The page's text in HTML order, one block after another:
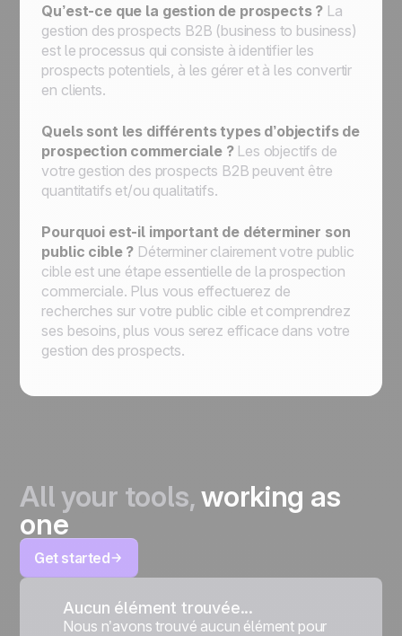
Qu’est-ce que la gestion de prospects ? La
gestion des prospects B2B (business to business)
est le processus qui consiste à identifier les
prospects potentiels, à les gérer et à les convertir
en clients.
Quels sont les différents types d’objectifs de
prospection commerciale ?Les objectifs de
votre gestion des prospects B2B peuvent être
quantitatifs et/ou qualitatifs.
Pourquoi est-il important de déterminer son
public cible ? Déterminer clairement votre public
cible est une étape essentielle de la prospection
commerciale. Plus vous effectuerez de
recherches sur votre public cible et comprendrez
ses besoins, plus vous serez efficace dans votre
gestion des prospects.
All your tools,working as
one
Get started
Aucun élément trouvée...
Nous n’avons trouvé aucun élément pour